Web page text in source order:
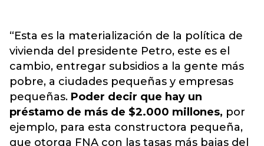
“Esta es la materialización de la política de
vivienda del presidente Petro, este es el
cambio, entregar subsidios a la gente más
pobre, a ciudades pequeñas y empresas
pequeñas. Poder decir que hay un
préstamo de más de $2.000 millones, por
ejemplo, para esta constructora pequeña,
que otorga FNA con las tasas más bajas del